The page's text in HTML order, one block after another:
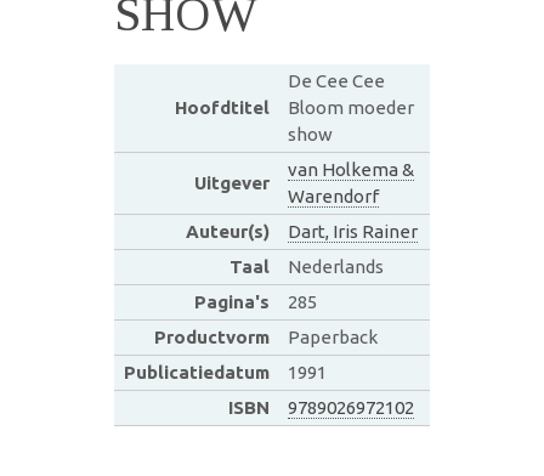
SHOW
Hoofdtitel
De Cee Cee
Bloom moeder
show
Uitgever
van Holkema &
Warendorf
Auteur(s)
Dart, Iris Rainer
Taal
Nederlands
Pagina's
285
Productvorm
Paperback
Publicatiedatum
1991
ISBN
9789026972102